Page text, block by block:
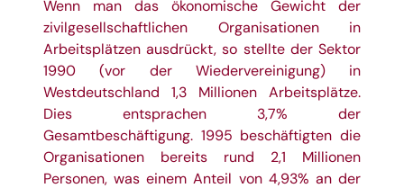
Wenn man das ökonomische Gewicht der
zivilgesellschaftlichen Organisationen in
Arbeitsplätzen ausdrückt, so stellte der Sektor
1990 (vor der Wiedervereinigung) in
Westdeutschland 1,3 Millionen Arbeitsplätze.
Dies entsprachen 3,7% der
Gesamtbeschäftigung. 1995 beschäftigten die
Organisationen bereits rund 2,1 Millionen
Personen, was einem Anteil von 4,93% an der